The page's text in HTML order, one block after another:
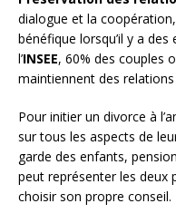
dialogue et la
bénéfique lorsqu’il y a
l’INSEE, 60% des couples
maintiennent des
Pour initier un divorce à
sur tous les aspects de
garde des enfants,
peut représenter les deux
choisir son propre conseil.